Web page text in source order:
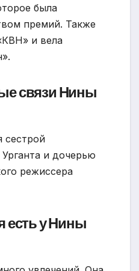
была
премий. Также
и вела
связи Нины
сестрой
и дочерью
режиссера
есть у Нины